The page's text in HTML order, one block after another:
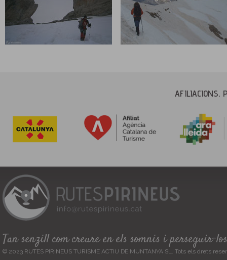
AFILIACIONS,
Tan senzill com creure en els somnis i perseguir-los
© 2023 RUTES PIRINEUS TURISME ACTIU DE MUNTANYA SL. Tots els drets